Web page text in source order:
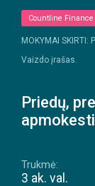
Countline Finance
MOKYMAI SKIRTI:
Vaizdo įrašas.
Priedų,
Trukmė:
3 ak. val.